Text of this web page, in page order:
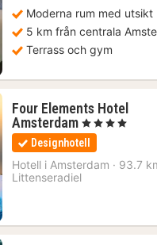
Moderna rum med utsikt
5 km från centrala
Terrass och gym
Four Elements Hotel
Amsterdam1
natt
från
1056
kr.
, 4 Stjärnor
Designhotell
Hotell i Amsterdam · 93.7
Littenseradiel